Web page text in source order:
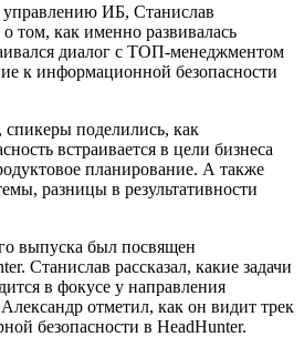
ИБ, Станислав
том, как именно развивалась
диалог с ТОП-менеджментом
к информационной безопасности
поделились, как
встраивается в цели бизнеса
планирование. А также
разницы в результативности
выпуска был посвящен
Станислав рассказал, какие задачи
в фокусе у направления
отметил, как он видит трек
безопасности в HeadHunter.